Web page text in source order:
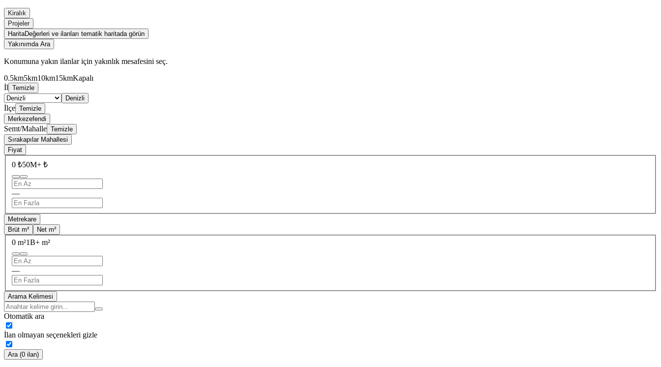
Kiralık
Projeler
HaritaDeğerleri ve ilanları tematik haritada görün
Yakınımda Ara
Konumuna yakın ilanlar için yakınlık mesafesini seç.
0.5km5km10km15kmKapalı
İl Temizle
Denizli
İlçe Temizle
Merkezefendi
Semt/Mahalle Temizle
Sırakapılar Mahallesi
Fiyat
0 ₺50M+ ₺
—
Metrekare
Brüt m²
Net m²
0 m²1B+ m²
—
Arama Kelimesi
Otomatik ara
İlan olmayan seçenekleri gizle
Ara (0 ilan)